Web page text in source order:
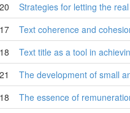
Strategies for letting the
Text coherence and
Text title as a tool in
The development of small
The essence of